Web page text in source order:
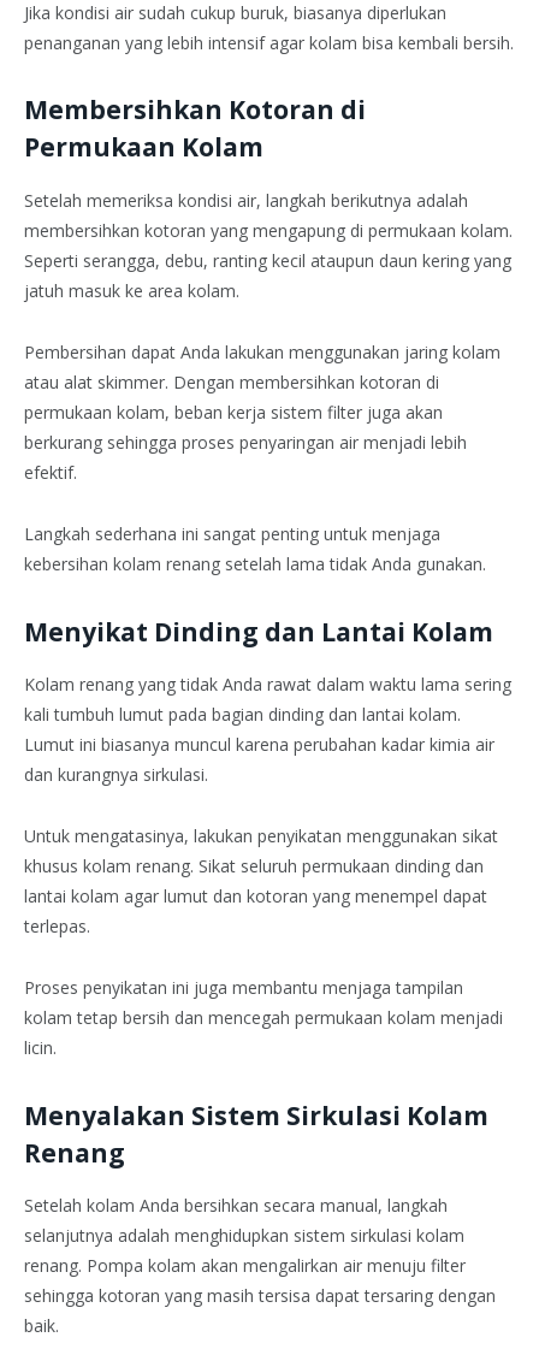
Jika kondisi air sudah cukup buruk, biasanya diperlukan
penanganan yang lebih intensif agar kolam bisa kembali bersih.
Membersihkan Kotoran di
Permukaan Kolam
Setelah memeriksa kondisi air, langkah berikutnya adalah
membersihkan kotoran yang mengapung di permukaan kolam.
Seperti serangga, debu, ranting kecil ataupun daun kering yang
jatuh masuk ke area kolam.
Pembersihan dapat Anda lakukan menggunakan jaring kolam
atau alat skimmer. Dengan membersihkan kotoran di
permukaan kolam, beban kerja sistem filter juga akan
berkurang sehingga proses penyaringan air menjadi lebih
efektif.
Langkah sederhana ini sangat penting untuk menjaga
kebersihan kolam renang setelah lama tidak Anda gunakan.
Menyikat Dinding dan Lantai Kolam
Kolam renang yang tidak Anda rawat dalam waktu lama sering
kali tumbuh lumut pada bagian dinding dan lantai kolam.
Lumut ini biasanya muncul karena perubahan kadar kimia air
dan kurangnya sirkulasi.
Untuk mengatasinya, lakukan penyikatan menggunakan sikat
khusus kolam renang. Sikat seluruh permukaan dinding dan
lantai kolam agar lumut dan kotoran yang menempel dapat
terlepas.
Proses penyikatan ini juga membantu menjaga tampilan
kolam tetap bersih dan mencegah permukaan kolam menjadi
licin.
Menyalakan Sistem Sirkulasi Kolam
Renang
Setelah kolam Anda bersihkan secara manual, langkah
selanjutnya adalah menghidupkan sistem sirkulasi kolam
renang. Pompa kolam akan mengalirkan air menuju filter
sehingga kotoran yang masih tersisa dapat tersaring dengan
baik.